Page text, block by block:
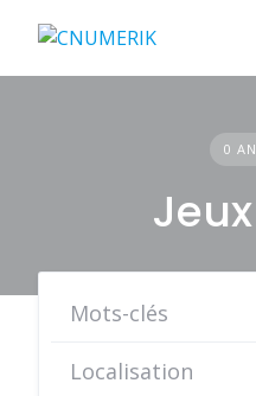
content
0